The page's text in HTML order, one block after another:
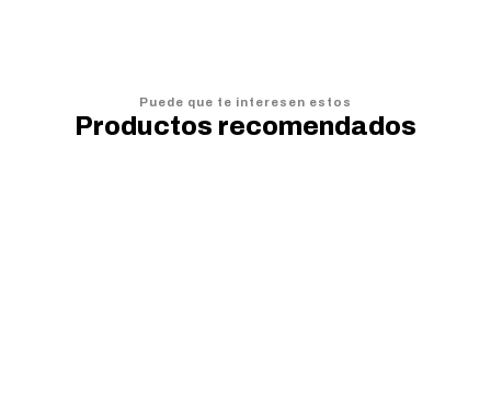
Puede que te interesen estos
Productos recomendados